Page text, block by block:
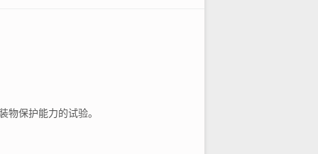
保护能力的试验。